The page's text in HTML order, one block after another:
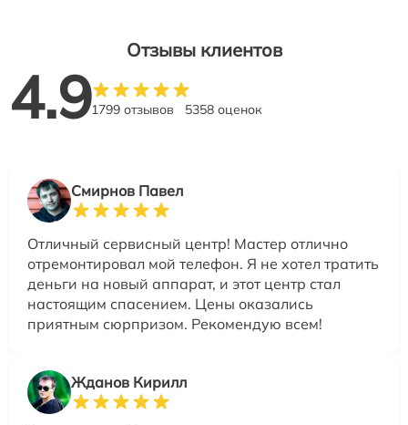
Отзывы клиентов
4.91799 отзывов 5358 оценок
Смирнов Павел
Отличный сервисный центр! Мастер отлично
отремонтировал мой телефон. Я не хотел тратить
деньги на новый аппарат, и этот центр стал
настоящим спасением. Цены оказались
приятным сюрпризом. Рекомендую всем!
Жданов Кирилл